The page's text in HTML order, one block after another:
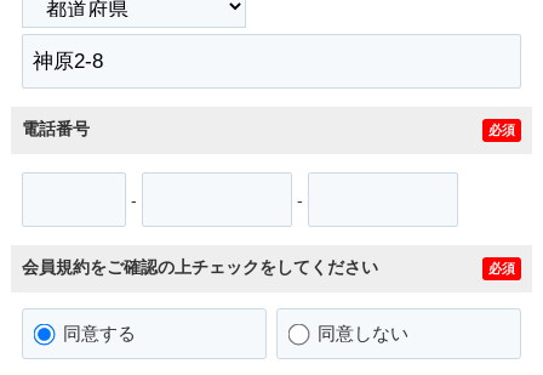
電話番号 必須
- -
会員規約をご確認の上チェックをしてください 必須
同意する 同意しない